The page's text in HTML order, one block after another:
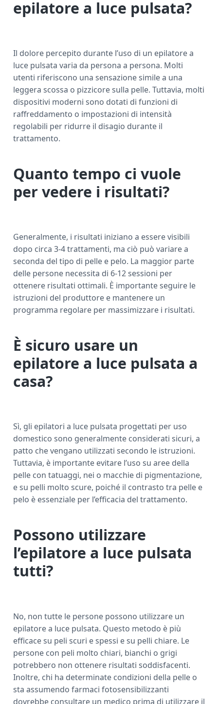
epilatore a luce pulsata?
Il dolore percepito durante l’uso di un epilatore a
luce pulsata varia da persona a persona. Molti
utenti riferiscono una sensazione simile a una
leggera scossa o pizzicore sulla pelle. Tuttavia, molti
dispositivi moderni sono dotati di funzioni di
raffreddamento o impostazioni di intensità
regolabili per ridurre il disagio durante il
trattamento.
Quanto tempo ci vuole
per vedere i risultati?
Generalmente, i risultati iniziano a essere visibili
dopo circa 3-4 trattamenti, ma ciò può variare a
seconda del tipo di pelle e pelo. La maggior parte
delle persone necessita di 6-12 sessioni per
ottenere risultati ottimali. È importante seguire le
istruzioni del produttore e mantenere un
programma regolare per massimizzare i risultati.
È sicuro usare un
epilatore a luce pulsata a
casa?
Sì, gli epilatori a luce pulsata progettati per uso
domestico sono generalmente considerati sicuri, a
patto che vengano utilizzati secondo le istruzioni.
Tuttavia, è importante evitare l’uso su aree della
pelle con tatuaggi, nei o macchie di pigmentazione,
e su pelli molto scure, poiché il contrasto tra pelle e
pelo è essenziale per l’efficacia del trattamento.
Possono utilizzare
l’epilatore a luce pulsata
tutti?
No, non tutte le persone possono utilizzare un
epilatore a luce pulsata. Questo metodo è più
efficace su peli scuri e spessi e su pelli chiare. Le
persone con peli molto chiari, bianchi o grigi
potrebbero non ottenere risultati soddisfacenti.
Inoltre, chi ha determinate condizioni della pelle o
sta assumendo farmaci fotosensibilizzanti
dovrebbe consultare un medico prima di utilizzare il